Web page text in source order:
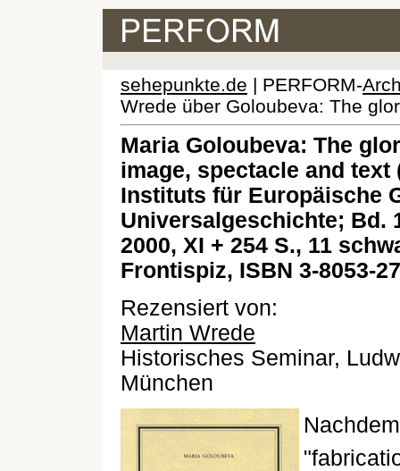
sehepunkte.de | PERFORM-
Wrede über Goloubeva: The
Maria Goloubeva: The
image, spectacle and
Instituts für Europäische
Universalgeschichte; Bd.
2000, XI + 254 S., 11
Frontispiz, ISBN 3-8053-
Rezensiert von:
Martin Wrede
Historisches Seminar,
München